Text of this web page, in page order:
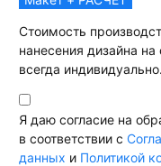
Стоимость
нанесения дизайна
всегда индивидуально.
Я даю согласие на
в соответствии с
данных и Политикой